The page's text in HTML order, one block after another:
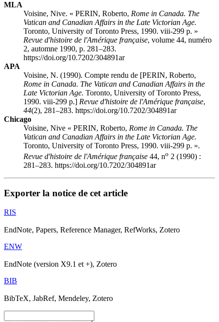
MLA
Voisine, Nive. « PERIN, Roberto, Rome in Canada. The
Vatican and Canadian Affairs in the Late Victorian Age.
Toronto, University of Toronto Press, 1990. viii-299 p. »
Revue d'histoire de l'Amérique française, volume 44, numéro
2, automne 1990, p. 281–283.
https://doi.org/10.7202/304891ar
APA
Voisine, N. (1990). Compte rendu de [PERIN, Roberto,
Rome in Canada. The Vatican and Canadian Affairs in the
Late Victorian Age. Toronto, University of Toronto Press,
1990. viii-299 p.] Revue d'histoire de l'Amérique française,
44(2), 281–283. https://doi.org/10.7202/304891ar
Chicago
Voisine, Nive « PERIN, Roberto, Rome in Canada. The
Vatican and Canadian Affairs in the Late Victorian Age.
Toronto, University of Toronto Press, 1990. viii-299 p. ».
Revue d'histoire de l'Amérique française 44, no 2 (1990) :
281–283. https://doi.org/10.7202/304891ar
Exporter la notice de cet article
RIS
EndNote, Papers, Reference Manager, RefWorks, Zotero
ENW
EndNote (version X9.1 et +), Zotero
BIB
BibTeX, JabRef, Mendeley, Zotero